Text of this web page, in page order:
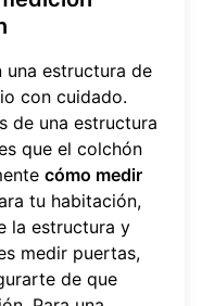
estructura de
con cuidado.
de una estructura
que el colchón
cómo medir
tu habitación,
la estructura y
medir puertas,
de que